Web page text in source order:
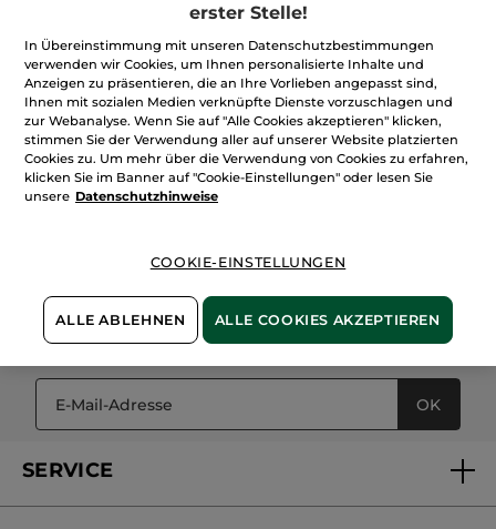
100%unserer Aktivstoffe
sind pflanzlich
Wir bewirtschaften
unsere Felder
biologisch
Retoure SichereBezahlung
Bis zu 2 Geschenke
Newsletterabonnieren und5 € Gutschein
sichern
OK
SERVICE
erster Stelle!
In Übereinstimmung mit unseren Datenschutzbestimmungen
verwenden wir Cookies, um Ihnen personalisierte Inhalte und
Anzeigen zu präsentieren, die an Ihre Vorlieben angepasst sind,
Ihnen mit sozialen Medien verknüpfte Dienste vorzuschlagen und
zur Webanalyse. Wenn Sie auf "Alle Cookies akzeptieren" klicken,
stimmen Sie der Verwendung aller auf unserer Website platzierten
Cookies zu. Um mehr über die Verwendung von Cookies zu erfahren,
klicken Sie im Banner auf "Cookie-Einstellungen" oder lesen Sie
unsere Datenschutzhinweise
COOKIE-EINSTELLUNGEN
ALLE ABLEHNEN ALLE COOKIES AKZEPTIEREN